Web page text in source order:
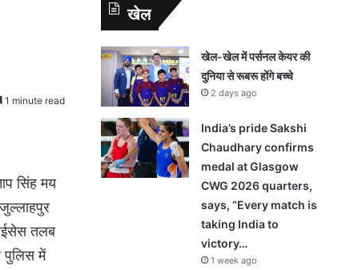
1 minute read
सिंह मय
तलब
पुलिस में
खेल
खेल-खेल में पर्सनल केयर की
दुनिया से रूबरू होंगे बच्चे
2 days ago
India’s pride Sakshi
Chaudhary confirms
medal at Glasgow
CWG 2026 quarters,
says, “Every match is
taking India to
victory…
1 week ago